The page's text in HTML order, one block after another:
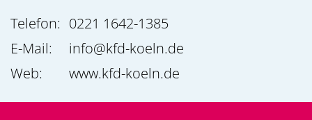
Telefon: 0221 1642-1385
E-Mail:
info@kfd-koeln.de
Web:
www.kfd-koeln.de